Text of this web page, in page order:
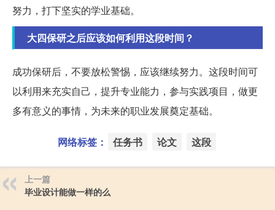
努力，打下坚实的学业基础。
大四保研之后应该如何利用这段时间？
成功保研后，不要放松警惕，应该继续努力。这段时间可
以利用来充实自己，提升专业能力，参与实践项目，做更
多有意义的事情，为未来的职业发展奠定基础。
网络标签： 任务书 论文 这段
上一篇
毕业设计能做一样的么